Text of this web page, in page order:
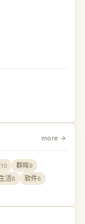
more →
10 群晖9
活6 软件6